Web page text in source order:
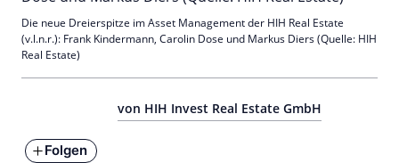
von HIH Invest Real Estate GmbH
Folgen
Die neue Dreierspitze im Asset Management der HIH Real Estate
(v.l.n.r.): Frank Kindermann, Carolin Dose und Markus Diers (Quelle: HIH
Real Estate)